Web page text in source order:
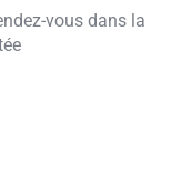
vous dans la